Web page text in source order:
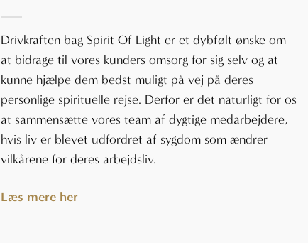
Drivkraften bag Spirit Of Light er et dybfølt ønske om
at bidrage til vores kunders omsorg for sig selv og at
kunne hjælpe dem bedst muligt på vej på deres
personlige spirituelle rejse. Derfor er det naturligt for os
at sammensætte vores team af dygtige medarbejdere,
hvis liv er blevet udfordret af sygdom som ændrer
vilkårene for deres arbejdsliv.
Læs mere her